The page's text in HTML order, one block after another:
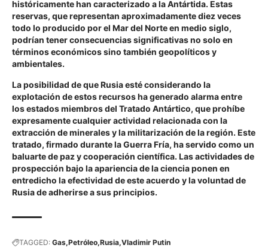
históricamente han caracterizado a la Antártida. Estas
reservas, que representan aproximadamente diez veces
todo lo producido por el Mar del Norte en medio siglo,
podrían tener consecuencias significativas no solo en
términos económicos sino también geopolíticos y
ambientales.
La posibilidad de que Rusia esté considerando la
explotación de estos recursos ha generado alarma entre
los estados miembros del Tratado Antártico, que prohíbe
expresamente cualquier actividad relacionada con la
extracción de minerales y la militarización de la región. Este
tratado, firmado durante la Guerra Fría, ha servido como un
baluarte de paz y cooperación científica. Las actividades de
prospección bajo la apariencia de la ciencia ponen en
entredicho la efectividad de este acuerdo y la voluntad de
Rusia de adherirse a sus principios.
TAGGED: Gas Petróleo Rusia Vladimir Putin